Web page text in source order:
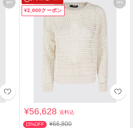
¥2,000クーポン
¥56,628送料込
15%OFF ¥66,800